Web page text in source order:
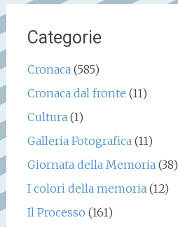
Categorie
Cronaca(585)
Cronaca dal fronte (11)
Cultura(1)
Galleria Fotografica(11)
Giornata della Memoria(38)
I colori della memoria(12)
Il Processo (161)